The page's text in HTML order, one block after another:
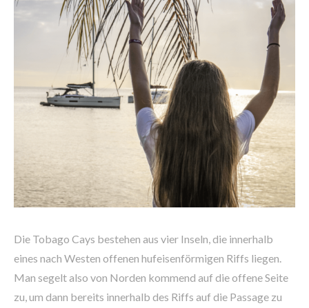
Die Tobago Cays bestehen aus vier Inseln, die innerhalb
eines nach Westen offenen hufeisenförmigen Riffs liegen.
Man segelt also von Norden kommend auf die offene Seite
zu, um dann bereits innerhalb des Riffs auf die Passage zu